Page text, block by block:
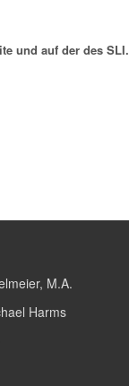
und auf der des SLI.
M.A.
Harms